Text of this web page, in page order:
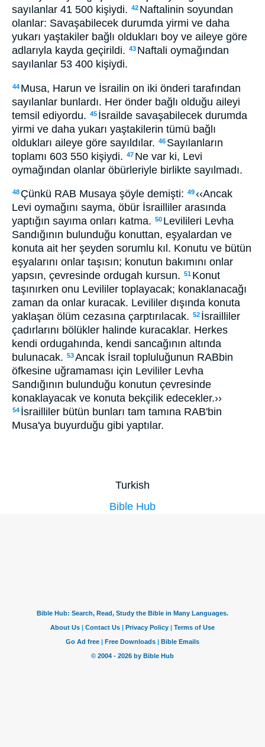
sayılanlar 41 500 kişiydi. 42 Naftalinin soyundan
olanlar: Savaşabilecek durumda yirmi ve daha
yukarı yaştakiler bağlı oldukları boy ve aileye göre
adlarıyla kayda geçirildi. 43 Naftali oymağından
sayılanlar 53 400 kişiydi.
44 Musa, Harun ve İsrailin on iki önderi tarafından
sayılanlar bunlardı. Her önder bağlı olduğu aileyi
temsil ediyordu. 45 İsrailde savaşabilecek durumda
yirmi ve daha yukarı yaştakilerin tümü bağlı
oldukları aileye göre sayıldılar. 46 Sayılanların
toplamı 603 550 kişiydi. 47 Ne var ki, Levi
oymağından olanlar öbürleriyle birlikte sayılmadı.
48 Çünkü RAB Musaya şöyle demişti: 49‹‹Ancak
Levi oymağını sayma, öbür İsrailliler arasında
yaptığın sayıma onları katma. 50 Levilileri Levha
Sandığının bulunduğu konuttan, eşyalardan ve
konuta ait her şeyden sorumlu kıl. Konutu ve bütün
eşyalarını onlar taşısın; konutun bakımını onlar
yapsın, çevresinde ordugah kursun. 51 Konut
taşınırken onu Levililer toplayacak; konaklanacağı
zaman da onlar kuracak. Levililer dışında konuta
yaklaşan ölüm cezasına çarptırılacak. 52 İsrailliler
çadırlarını bölükler halinde kuracaklar. Herkes
kendi ordugahında, kendi sancağının altında
bulunacak. 53Ancak İsrail topluluğunun RABbin
öfkesine uğramaması için Levililer Levha
Sandığının bulunduğu konutun çevresinde
konaklayacak ve konuta bekçilik edecekler.››
54 İsrailliler bütün bunları tam tamına RAB'bin
Musa'ya buyurduğu gibi yaptılar.
Turkish
Bible Hub